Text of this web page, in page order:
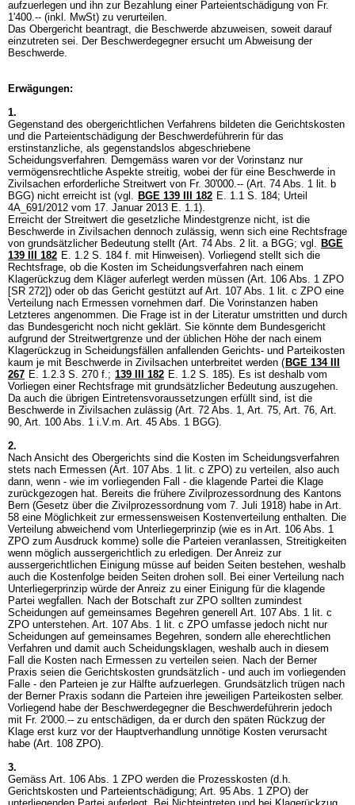
aufzuerlegen und ihn zur Bezahlung einer Parteientschädigung von Fr.
1'400.-- (inkl. MwSt) zu verurteilen.
Das Obergericht beantragt, die Beschwerde abzuweisen, soweit darauf
einzutreten sei. Der Beschwerdegegner ersucht um Abweisung der
Beschwerde.
Erwägungen:
1.
Gegenstand des obergerichtlichen Verfahrens bildeten die Gerichtskosten
und die Parteientschädigung der Beschwerdeführerin für das
erstinstanzliche, als gegenstandslos abgeschriebene
Scheidungsverfahren. Demgemäss waren vor der Vorinstanz nur
vermögensrechtliche Aspekte streitig, wobei der für eine Beschwerde in
Zivilsachen erforderliche Streitwert von Fr. 30'000.-- (Art. 74 Abs. 1 lit. b
BGG) nicht erreicht ist (vgl. BGE 139 III 182 E. 1.1 S. 184; Urteil
4A_691/2012 vom 17. Januar 2013 E. 1.1).
Erreicht der Streitwert die gesetzliche Mindestgrenze nicht, ist die
Beschwerde in Zivilsachen dennoch zulässig, wenn sich eine Rechtsfrage
von grundsätzlicher Bedeutung stellt (Art. 74 Abs. 2 lit. a BGG; vgl. BGE
139 III 182 E. 1.2 S. 184 f. mit Hinweisen). Vorliegend stellt sich die
Rechtsfrage, ob die Kosten im Scheidungsverfahren nach einem
Klagerückzug dem Kläger auferlegt werden müssen (Art. 106 Abs. 1 ZPO
[SR 272]) oder ob das Gericht gestützt auf Art. 107 Abs. 1 lit. c ZPO eine
Verteilung nach Ermessen vornehmen darf. Die Vorinstanzen haben
Letzteres angenommen. Die Frage ist in der Literatur umstritten und durch
das Bundesgericht noch nicht geklärt. Sie könnte dem Bundesgericht
aufgrund der Streitwertgrenze und der üblichen Höhe der nach einem
Klagerückzug in Scheidungsfällen anfallenden Gerichts- und Parteikosten
kaum je mit Beschwerde in Zivilsachen unterbreitet werden ( BGE 134 III
267 E. 1.2.3 S. 270 f.; 139 III 182 E. 1.2 S. 185). Es ist deshalb vom
Vorliegen einer Rechtsfrage mit grundsätzlicher Bedeutung auszugehen.
Da auch die übrigen Eintretensvoraussetzungen erfüllt sind, ist die
Beschwerde in Zivilsachen zulässig (Art. 72 Abs. 1, Art. 75, Art. 76, Art.
90, Art. 100 Abs. 1 i.V.m. Art. 45 Abs. 1 BGG).
2.
Nach Ansicht des Obergerichts sind die Kosten im Scheidungsverfahren
stets nach Ermessen (Art. 107 Abs. 1 lit. c ZPO) zu verteilen, also auch
dann, wenn - wie im vorliegenden Fall - die klagende Partei die Klage
zurückgezogen hat. Bereits die frühere Zivilprozessordnung des Kantons
Bern (Gesetz über die Zivilprozessordnung vom 7. Juli 1918) habe in Art.
58 eine Möglichkeit zur ermessensweisen Kostenverteilung enthalten. Die
Verteilung abweichend vom Unterliegerprinzip (wie es in Art. 106 Abs. 1
ZPO zum Ausdruck komme) solle die Parteien veranlassen, Streitigkeiten
wenn möglich aussergerichtlich zu erledigen. Der Anreiz zur
aussergerichtlichen Einigung müsse auf beiden Seiten bestehen, weshalb
auch die Kostenfolge beiden Seiten drohen soll. Bei einer Verteilung nach
Unterliegerprinzip würde der Anreiz zu einer Einigung für die klagende
Partei wegfallen. Nach der Botschaft zur ZPO sollten zumindest
Scheidungen auf gemeinsames Begehren generell Art. 107 Abs. 1 lit. c
ZPO unterstehen. Art. 107 Abs. 1 lit. c ZPO umfasse jedoch nicht nur
Scheidungen auf gemeinsames Begehren, sondern alle eherechtlichen
Verfahren und damit auch Scheidungsklagen, weshalb auch in diesem
Fall die Kosten nach Ermessen zu verteilen seien. Nach der Berner
Praxis seien die Gerichtskosten grundsätzlich - und auch im vorliegenden
Falle - den Parteien je zur Hälfte aufzuerlegen. Grundsätzlich trügen nach
der Berner Praxis sodann die Parteien ihre jeweiligen Parteikosten selber.
Vorliegend habe der Beschwerdegegner die Beschwerdeführerin jedoch
mit Fr. 2'000.-- zu entschädigen, da er durch den späten Rückzug der
Klage erst kurz vor der Hauptverhandlung unnötige Kosten verursacht
habe (Art. 108 ZPO).
3.
Gemäss Art. 106 Abs. 1 ZPO werden die Prozesskosten (d.h.
Gerichtskosten und Parteientschädigung; Art. 95 Abs. 1 ZPO) der